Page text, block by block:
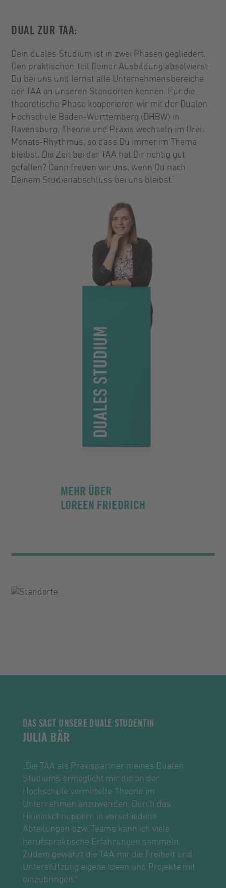
DUAL ZUR TAA:
Dein duales Studium ist in zwei Phasen gegliedert.
Den praktischen Teil Deiner Ausbildung absolvierst
Du bei uns und lernst alle Unternehmensbereiche
der TAA an unseren Standorten kennen. Für die
theoretische Phase kooperieren wir mit der Dualen
Hochschule Baden-Württemberg (DHBW) in
Ravensburg. Theorie und Praxis wechseln im Drei-
Monats-Rhythmus, so dass Du immer im Thema
bleibst. Die Zeit bei der TAA hat Dir richtig gut
gefallen? Dann freuen wir uns, wenn Du nach
Deinem Studienabschluss bei uns bleibst!
MEHR ÜBER
LOREEN FRIEDRICH
DAS SAGT UNSERE DUALE STUDENTIN
JULIA BÄR
„Die TAA als Praxispartner meines Dualen
Studiums ermöglicht mir die an der
Hochschule vermittelte Theorie im
Unternehmen anzuwenden. Durch das
Hineinschnuppern in verschiedene
Abteilungen bzw. Teams kann ich viele
berufspraktische Erfahrungen sammeln.
Zudem gewährt die TAA mir die Freiheit und
Unterstützung eigene Ideen und Projekte mit
einzubringen.“
DAS SAGT UNSERE ANSPRECHPARTNERIN FÜR
DUALE STUDENTEN
„Ein Studium während dessen man
gleichzeitig etwas Geld verdient,
Berufserfahrung sammelt und dabei noch
Spaß hat – was will man mehr? Flache
Hierarchien sorgen für Freiräume und
Verwirklichungsmöglichkeiten, setzen jedoch
auch Eigeninitiative und
Verantwortungsbewusstsein voraus. Dabei ist
der Einblick in die Tourismusbranche höchst